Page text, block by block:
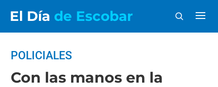
El Día de Escobar
POLICIALES
Con las manos en la